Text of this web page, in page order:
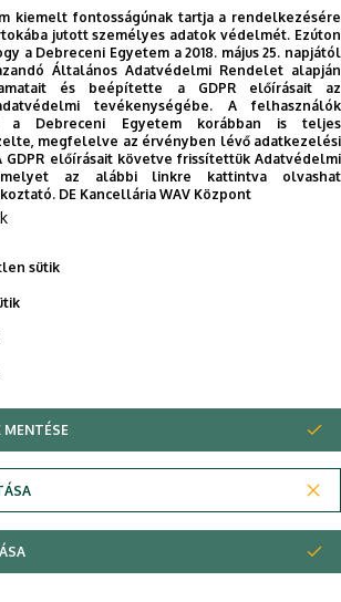
igénylése a DE
|Külső személyek rögzítése a
|Súgó|Hibabejelentés
Szerzői jog © 2026 Unideb
kiemelt fontosságúnak tartja a rendelkezésére
jutott személyes adatok védelmét. Ezúton
a Debreceni Egyetem a 2018. május 25. napjától
Általános Adatvédelmi Rendelet alapján
és beépítette a GDPR előírásait az
tevékenységébe. A felhasználók
a Debreceni Egyetem korábban is teljes
megfelelve az érvényben lévő adatkezelési
GDPR előírásait követve frissítettük Adatvédelmi
az alábbi linkre kattintva olvashat
DE Kancellária WAV Központ
sütik